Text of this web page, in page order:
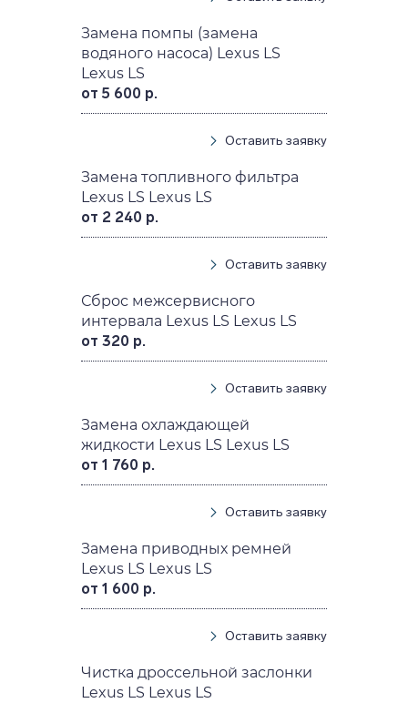
Замена помпы (замена
водяного насоса) Lexus LS
Lexus LS
от 5 600 р.
Оставить заявку
Замена топливного фильтра
Lexus LS Lexus LS
от 2 240 р.
Оставить заявку
Сброс межсервисного
интервала Lexus LS Lexus LS
от 320 р.
Оставить заявку
Замена охлаждающей
жидкости Lexus LS Lexus LS
от 1 760 р.
Оставить заявку
Замена приводных ремней
Lexus LS Lexus LS
от 1 600 р.
Оставить заявку
Чистка дроссельной заслонки
Lexus LS Lexus LS